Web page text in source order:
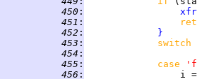
450 :
451 :
452 :
}
453 :
switch
454 :
455 : case
456 :